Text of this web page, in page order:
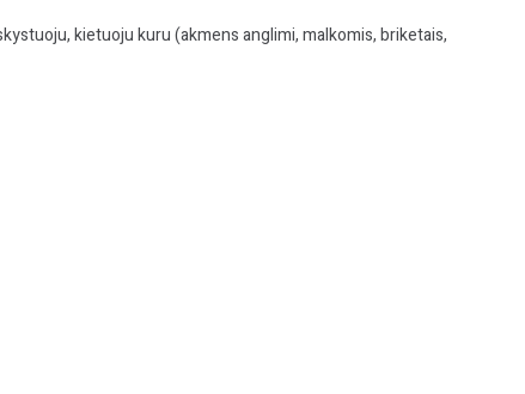
kietuoju kuru (akmens anglimi, malkomis, briketais,